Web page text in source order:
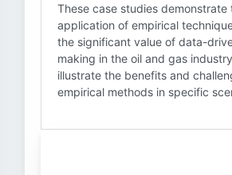
These case studies
application of empirical
the significant value of data-
making in the oil and gas
illustrate the benefits and
empirical methods in specific